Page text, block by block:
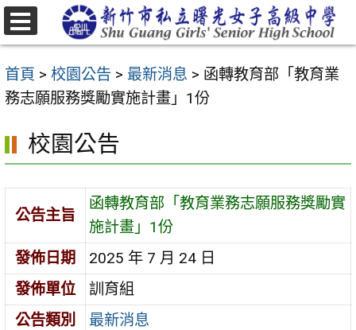
跳
至
要
內
區
首頁 > 校園公告 > 最新消息 > 函轉教育部「教育業
務志願服務獎勵實施計畫」1份
校園公告
公告主旨
函轉教育部「教育業務志願服務獎勵實
施計畫」1份
發佈日期
2025 年 7 月 24 日
發佈單位
訓育組
公告類別
最新消息
選
單